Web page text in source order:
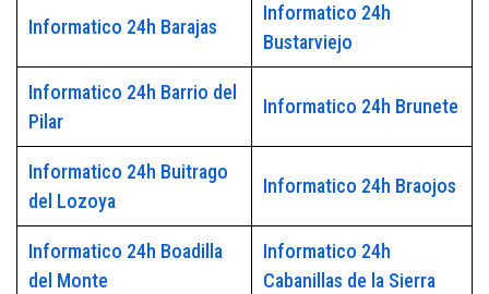
Informatico 24h Barajas
Informatico 24h
Bustarviejo
Informatico 24h Barrio del
Pilar
Informatico 24h Brunete
Informatico 24h Buitrago
del Lozoya
Informatico 24h Braojos
Informatico 24h Boadilla
del Monte
Informatico 24h
Cabanillas de la Sierra